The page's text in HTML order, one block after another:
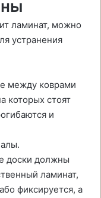
ламинат, можно
устранения
между коврами
которых стоят
и
доски должны
ламинат,
фиксируется, а